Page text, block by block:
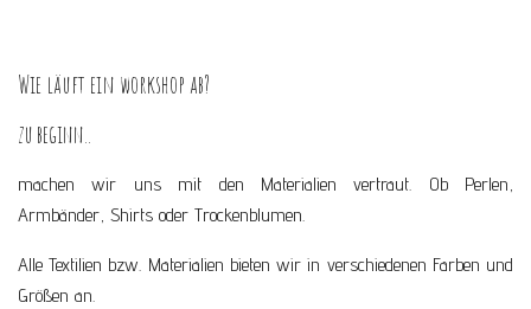
Wie läuft ein workshop ab?
zu beginn..
machen wir uns mit den Materialien vertraut. Ob Perlen,
Armbänder, Shirts oder Trockenblumen.
Alle Textilien bzw. Materialien bieten wir in verschiedenen Farben und
Größen an.